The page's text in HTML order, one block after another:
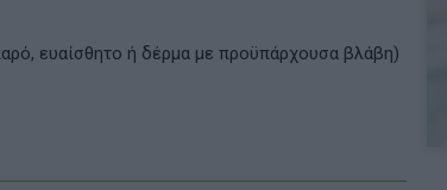
ευαίσθητο ή δέρμα με προϋπάρχουσα βλάβη)